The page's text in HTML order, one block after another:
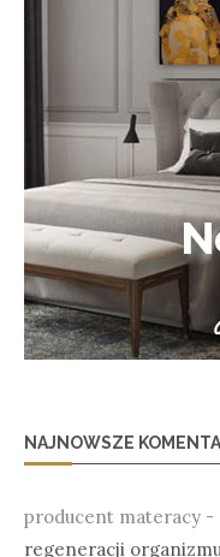
NAJNOWSZE
producent materacy -
regeneracji